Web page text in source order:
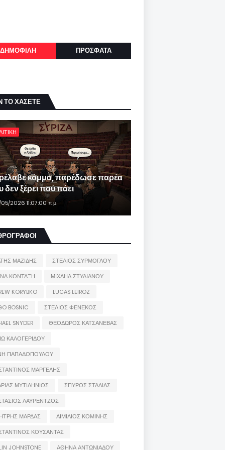
ΔΗΜΟΦΙΛΗ ΠΡΟΣΦΑΤΑ
ΤΟ ΧΑΣΕΤΕ
κόμμα, παρέδωσε παρέα
δεν ξέρει πού πάει
2026 11:07:00 π.μ.
ΜΑΖΙΔΗΣ
ΣΤΕΛΙΟΣ ΣΥΡΜΟΓΛΟΥ
ΚΟΝΤΑΞΗ
ΜΙΧΑΗΛ ΣΤΥΛΙΑΝΟΥ
KORYBKO
LUCAS LEIROZ
BOSNIC
ΣΤΕΛΙΟΣ ΦΕΝΕΚΟΣ
SNYDER
ΘΕΟΔΩΡΟΣ ΚΑΤΣΑΝΕΒΑΣ
ΚΑΛΟΓΕΡΙΔΟΥ
ΠΑΠΑΔΟΠΟΥΛΟΥ
ΜΑΡΓΕΛΗΣ
ΜΥΤΙΛΗΝΙΟΣ
ΣΠΥΡΟΣ ΣΤΑΛΙΑΣ
ΛΑΥΡΕΝΤΖΟΣ
ΜΑΡΔΑΣ
ΑΙΜΙΛΙΟΣ ΚΟΜΙΝΗΣ
ΚΟΥΣΑΝΤΑΣ
JOHNSTONE
ΑΘΗΝΑ ΑΝΤΩΝΙΑΔΟΥ